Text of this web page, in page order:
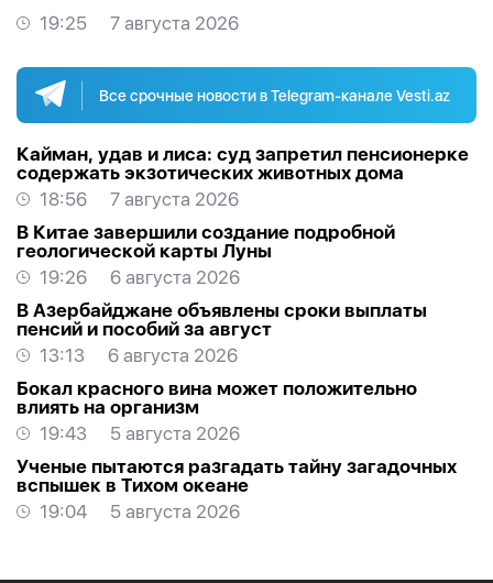
19:25 7 августа 2026
Все срочные новости в Telegram-канале Vesti.az
Кайман, удав и лиса: суд запретил пенсионерке
содержать экзотических животных дома
18:56
7 августа 2026
В Китае завершили создание подробной
геологической карты Луны
19:26
6 августа 2026
В Азербайджане объявлены сроки выплаты
пенсий и пособий за август
13:13
6 августа 2026
Бокал красного вина может положительно
влиять на организм
19:43
5 августа 2026
Ученые пытаются разгадать тайну загадочных
вспышек в Тихом океане
19:04
5 августа 2026